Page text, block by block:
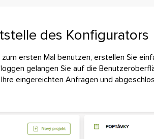
des Konfigurators
ersten Mal benutzen, erstellen Sie
gelangen Sie auf die
eingereichten Anfragen und